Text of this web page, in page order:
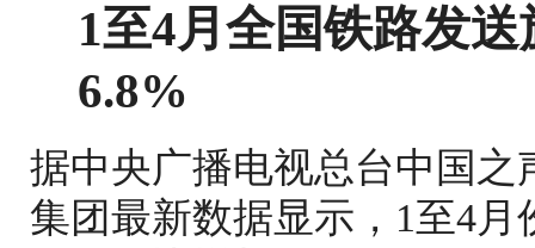
1至4月全国铁路发
6.8%
据中央广播电视总台中国
集团最新数据显示，1至4月